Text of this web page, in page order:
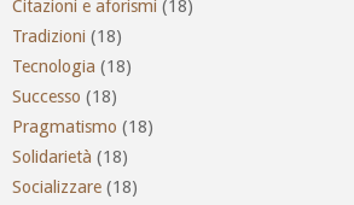
Citazioni e aforismi (18)
Tradizioni (18)
Tecnologia (18)
Successo (18)
Pragmatismo (18)
Solidarietà (18)
Socializzare (18)